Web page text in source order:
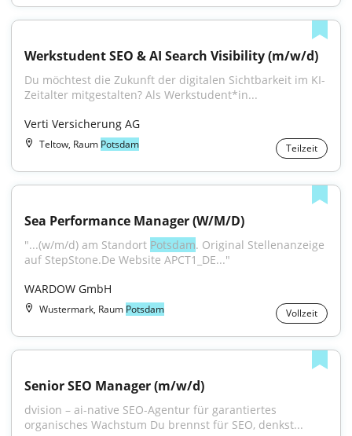
Werkstudent SEO & AI Search Visibility (m/w/d)
Du möchtest die Zukunft der digitalen Sichtbarkeit im KI-
Zeitalter mitgestalten? Als Werkstudent*in...
Verti Versicherung AG
Teltow, Raum Potsdam Teilzeit
Sea Performance Manager (W/M/D)
"...(w/m/d) am Standort Potsdam. Original Stellenanzeige
auf StepStone.De Website APCT1_DE..."
WARDOW GmbH
Wustermark, Raum Potsdam Vollzeit
Senior SEO Manager (m/w/d)
dvision – ai-native SEO-Agentur für garantiertes
organisches Wachstum Du brennst für SEO, denkst...